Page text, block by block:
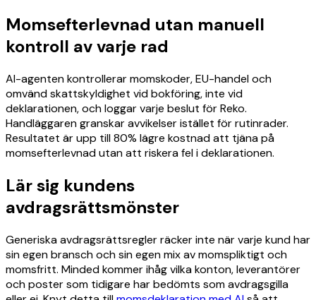
Momsefterlevnad utan manuell
kontroll av varje rad
AI-agenten kontrollerar momskoder, EU-handel och
omvänd skattskyldighet vid bokföring, inte vid
deklarationen, och loggar varje beslut för Reko.
Handläggaren granskar avvikelser istället för rutinrader.
Resultatet är upp till 80% lägre kostnad att tjäna på
momsefterlevnad utan att riskera fel i deklarationen.
Lär sig kundens
avdragsrättsmönster
Generiska avdragsrättsregler räcker inte när varje kund har
sin egen bransch och sin egen mix av momspliktigt och
momsfritt. Minded kommer ihåg vilka konton, leverantörer
och poster som tidigare har bedömts som avdragsgilla